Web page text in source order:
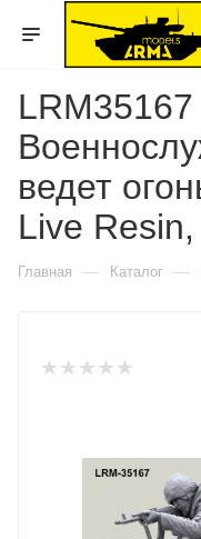
LRM35167
ведет
Live
Главная — Каталог —